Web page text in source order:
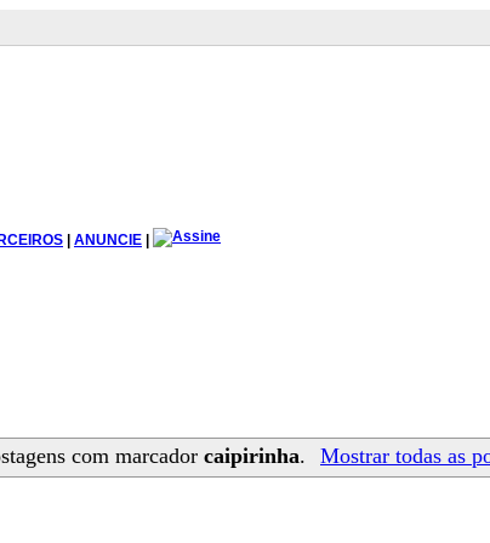
| ANUNCIE |
com marcador caipirinha. Mostrar todas as